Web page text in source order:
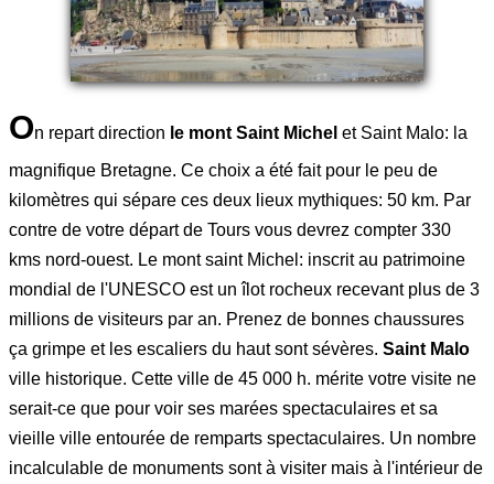
On repart direction le mont Saint Michel et Saint Malo: la
magnifique Bretagne. Ce choix a été fait pour le peu de
kilomètres qui sépare ces deux lieux mythiques: 50 km. Par
contre de votre départ de Tours vous devrez compter 330
kms nord-ouest. Le mont saint Michel: inscrit au patrimoine
mondial de l'UNESCO est un îlot rocheux recevant plus de 3
millions de visiteurs par an. Prenez de bonnes chaussures
ça grimpe et les escaliers du haut sont sévères. Saint Malo
ville historique. Cette ville de 45 000 h. mérite votre visite ne
serait-ce que pour voir ses marées spectaculaires et sa
vieille ville entourée de remparts spectaculaires. Un nombre
incalculable de monuments sont à visiter mais à l'intérieur de